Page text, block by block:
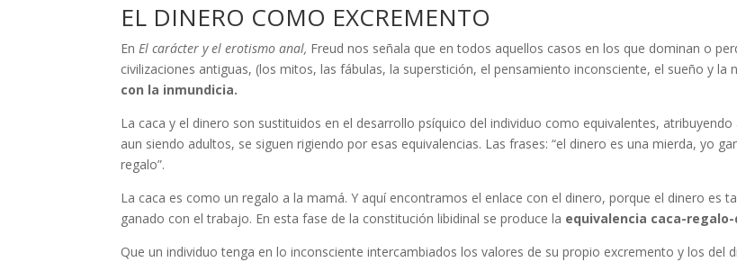
EL DINERO COMO EXCREMENTO
EnEl carácter y el erotismo anal, Freud nos señala que en todos aquellos casos en los que dominan o
civilizaciones antiguas, (los mitos, las fábulas, la superstición, el pensamiento inconsciente, el sueño y la
con la inmundicia.
La caca y el dinero son sustituidos en el desarrollo psíquico del individuo como equivalentes,
aun siendo adultos, se siguen rigiendo por esas equivalencias. Las frases: “el dinero es una mierda, yo
regalo”.
La caca es como un regalo a la mamá. Y aquí encontramos el enlace con el dinero, porque el dinero es
ganado con el trabajo. En esta fase de la constitución libidinal se produce la equivalencia caca-
Que un individuo tenga en lo inconsciente intercambiados los valores de su propio excremento y los del